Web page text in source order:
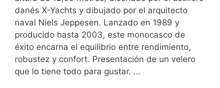
danés X-Yachts y dibujado por el arquitecto
naval Niels Jeppesen. Lanzado en 1989 y
producido hasta 2003, este monocasco de
éxito encarna el equilibrio entre rendimiento,
robustez y confort. Presentación de un velero
que lo tiene todo para gustar. …